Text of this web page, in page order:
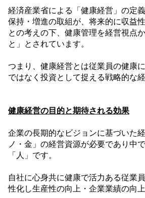
経済産業省による「健康経営」の定
保持・増進の取組が、将来的に収益
との考えの下、健康管理を経営視点
と」とされています。
つまり、健康経営とは従業員の健康
ではなく投資として捉える戦略的な
健康経営の目的と期待される効果
企業の長期的なビジョンに基づいた
ノ・金」の経営資源が必要であり中
「人」です。
自社に心身共に健康で活力ある従業
性化し生産性の向上・企業業績の向